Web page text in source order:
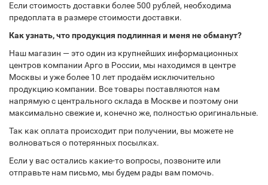
Если стоимость доставки более 500 рублей, необходима
предоплата в размере стоимости доставки.
Как узнать, что продукция подлинная и меня не обманут?
Наш магазин — это один из крупнейших информационных
центров компании Арго в России, мы находимся в центре
Москвы и уже более 10 лет продаём исключительно
продукцию компании. Все товары поставляются нам
напрямую с центрального склада в Москве и поэтому они
максимально свежие и, конечно же, полностью оригинальные.
Так как оплата происходит при получении, вы можете не
волноваться о потерянных посылках.
Если у вас остались какие-то вопросы, позвоните или
отправьте нам письмо, мы будем рады вам помочь.